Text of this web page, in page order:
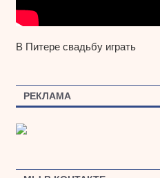
В Питере свадьбу играть
РЕКЛАМА